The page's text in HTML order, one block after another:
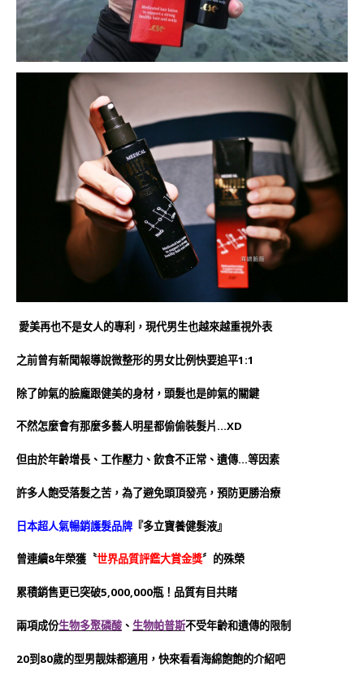
愛美再也不是女人的專利，現代男生也越來越重視外表
之前曾有新聞報導說微整形的男女比例快要追平1:1
除了帥氣的臉龐跟健美的身材，頭髮也是帥氣的關鍵
不然怎麼會有那麼多藝人明星都偷偷裝髮片…XD
但由於年齡增長、工作壓力、飲食不正常、遺傳…等因素
許多人飽受落髮之苦，為了避免頭頂發亮，預防更勝治療
日本超人氣暢銷護髮品牌『多立寶養健髮液』
曾連續8年榮獲〝世界品質評鑑大賞金獎〞的殊榮
累積銷售更已突破5,000,000瓶！品質有目共睹
兩項成份生物多聚磷酸 、 生物帕普斯不受年齡和遺傳的限制
20到80歲的型男靓妹都適用，快來看看海綿飽飽的介紹吧